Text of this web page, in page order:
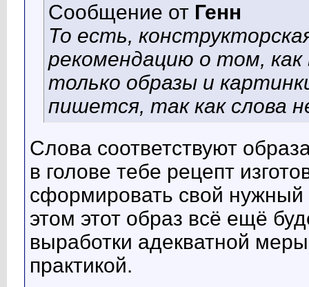
Сообщение от Генн
То есть,
рекомендацию о том,
только образы и
пишется, так как слова
Слова соответствуют
в голове тебе рецепт
сформировать свой нужный
этом этот образ всё ещё
выработки адекватной
практикой.